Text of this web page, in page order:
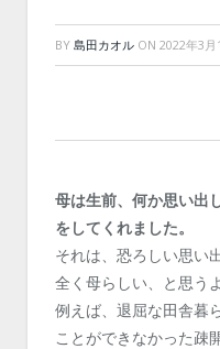
BY 島田カオル ON 2022年3月
母は生前、何か思い出
をしてくれました。
それは、恐ろしい思い
全く母らしい、と思う
例えば、退屈な田舎暮
ことができなかった疎